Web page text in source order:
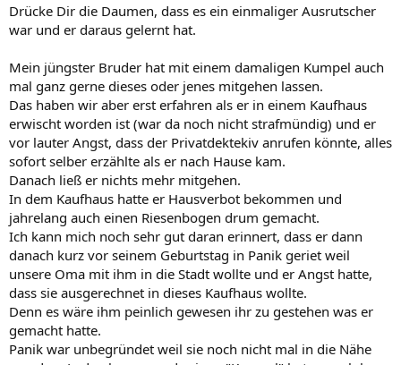
Drücke Dir die Daumen, dass es ein einmaliger Ausrutscher
war und er daraus gelernt hat.
Mein jüngster Bruder hat mit einem damaligen Kumpel auch
mal ganz gerne dieses oder jenes mitgehen lassen.
Das haben wir aber erst erfahren als er in einem Kaufhaus
erwischt worden ist (war da noch nicht strafmündig) und er
vor lauter Angst, dass der Privatdektekiv anrufen könnte, alles
sofort selber erzählte als er nach Hause kam.
Danach ließ er nichts mehr mitgehen.
In dem Kaufhaus hatte er Hausverbot bekommen und
jahrelang auch einen Riesenbogen drum gemacht.
Ich kann mich noch sehr gut daran erinnert, dass er dann
danach kurz vor seinem Geburtstag in Panik geriet weil
unsere Oma mit ihm in die Stadt wollte und er Angst hatte,
dass sie ausgerechnet in dieses Kaufhaus wollte.
Denn es wäre ihm peinlich gewesen ihr zu gestehen was er
gemacht hatte.
Panik war unbegründet weil sie noch nicht mal in die Nähe